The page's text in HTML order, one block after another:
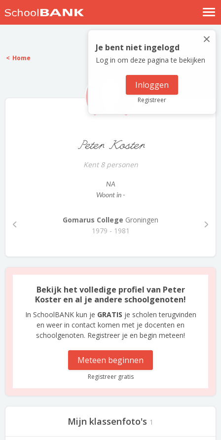
Nostalgische verhalen
Log in
Meld je gratis aan
×
Je bent niet ingelogd
Log in om deze pagina te bekijken
Inloggen
Registreer
Home
Peter Koster
Kent 8 personen
NA
Woont in -
Gomarus College Groningen
1979 - 1981
Bekijk het volledige profiel van Peter
Koster en al je andere schoolgenoten!
In SchoolBANK kun je GRATIS je scholen terugvinden
en weer in contact komen met je docenten en
schoolgenoten. Registreer je en begin meteen!
Meteen beginnen
Registreer gratis
Mijn klassenfoto's 1